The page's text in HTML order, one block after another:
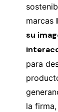
marcas
su
para
la